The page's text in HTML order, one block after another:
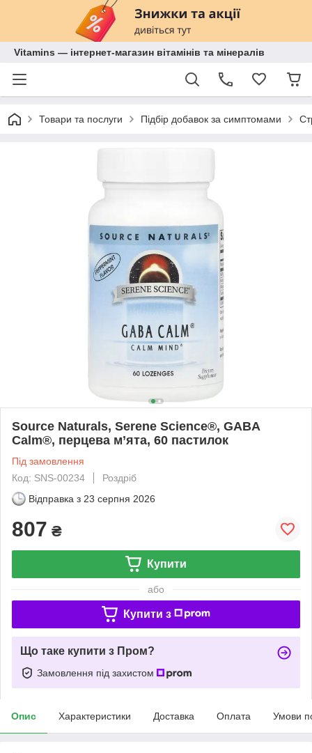
Vitamins — інтернет-магазин вітамінів та мінералів
Товари та послуги Підбір добавок за симптомами
Source Naturals, Serene Science®, GABA
Calm®, перцева м’ята, 60 пастилок
Під замовлення
Код: SNS-00234
Роздріб
Відправка з 23 серпня 2026
807 ₴
Купити
або
Купити з
Що таке купити з Пром?
Замовлення під захистом
Опис Характеристики Доставка Оплата Умови